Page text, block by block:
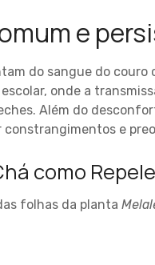
e
do sangue do couro
onde a
Além do
e
como
folhas da planta